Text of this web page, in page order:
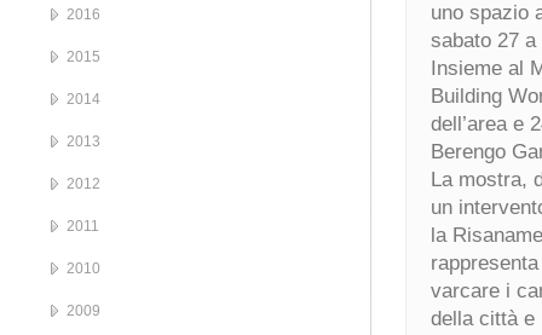
uno spazio
sabato 27
Insieme al
Building
dell’area e
Berengo
La mostra,
un
la
varcare i
della città e
2016
2015
2014
2013
2012
2011
2010
2009